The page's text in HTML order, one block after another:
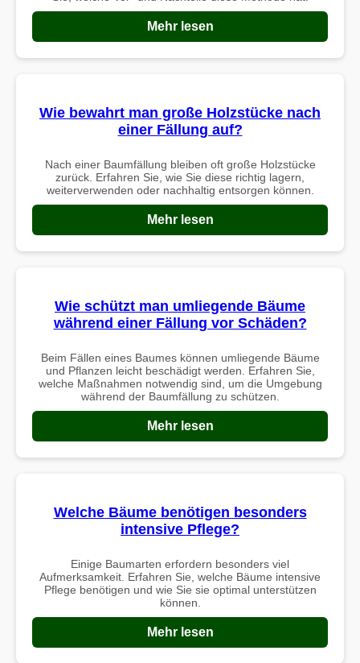
Mehr lesen
Wie bewahrt man große Holzstücke nach
einer Fällung auf?
Nach einer Baumfällung bleiben oft große Holzstücke
zurück. Erfahren Sie, wie Sie diese richtig lagern,
weiterverwenden oder nachhaltig entsorgen können.
Mehr lesen
Wie schützt man umliegende Bäume
während einer Fällung vor Schäden?
Beim Fällen eines Baumes können umliegende Bäume
und Pflanzen leicht beschädigt werden. Erfahren Sie,
welche Maßnahmen notwendig sind, um die Umgebung
während der Baumfällung zu schützen.
Mehr lesen
Welche Bäume benötigen besonders
intensive Pflege?
Einige Baumarten erfordern besonders viel
Aufmerksamkeit. Erfahren Sie, welche Bäume intensive
Pflege benötigen und wie Sie sie optimal unterstützen
können.
Mehr lesen